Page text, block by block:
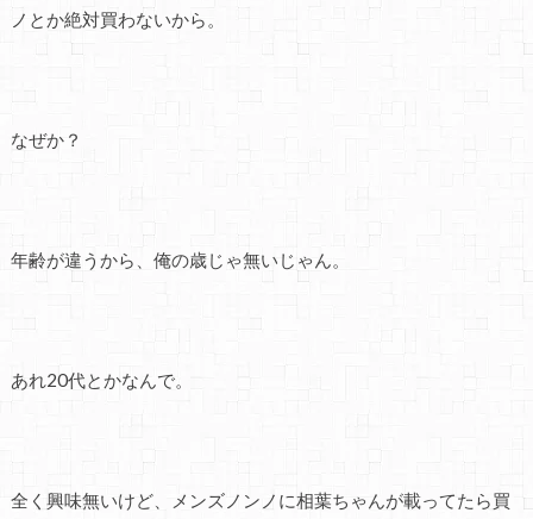
ノとか絶対買わないから。
なぜか？
年齢が違うから、俺の歳じゃ無いじゃん。
あれ20代とかなんで。
全く興味無いけど、メンズノンノに相葉ちゃんが載ってたら買